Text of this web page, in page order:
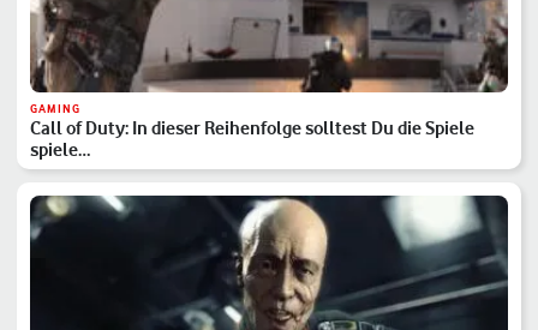
GAMING
Call of Duty: In dieser Reihenfolge solltest Du die Spiele
spiele…